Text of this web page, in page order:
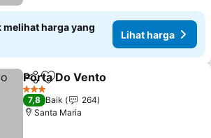
harga yang
Lihat harga
BagikanTambahkan ke favorit
Porta Do Vento
3 Bintang
7,8 Baik
264
Santa Maria